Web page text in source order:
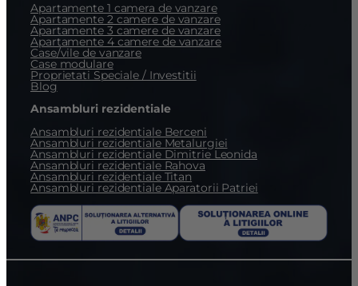
Apartamente 1 camera de vanzare
Apartamente 2 camere de vanzare
Apartamente 3 camere de vanzare
Apartamente 4 camere de vanzare
Case/vile de vanzare
Case modulare
Proprietati Speciale / Investitii
Blog
Ansambluri rezidentiale
Ansambluri rezidentiale Berceni
Ansambluri rezidentiale Metalurgiei
Ansambluri rezidentiale Dimitrie Leonida
Ansambluri rezidentiale Rahova
Ansambluri rezidentiale Titan
Ansambluri rezidentiale Aparatorii Patriei